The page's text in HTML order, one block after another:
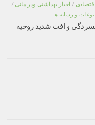
/ اخبار بهداشتی ودر مانی /
و رسانه ها
افسردگی و افت شدید روحیه